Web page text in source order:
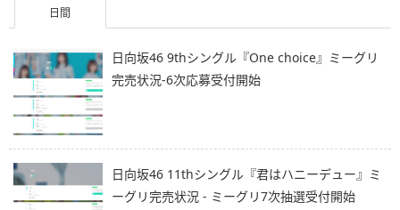
日間
日向坂46 9thシングル『One choice』ミーグリ
完売状況-6次応募受付開始
日向坂46 11thシングル『君はハニーデュー』ミ
ーグリ完売状況 - ミーグリ7次抽選受付開始